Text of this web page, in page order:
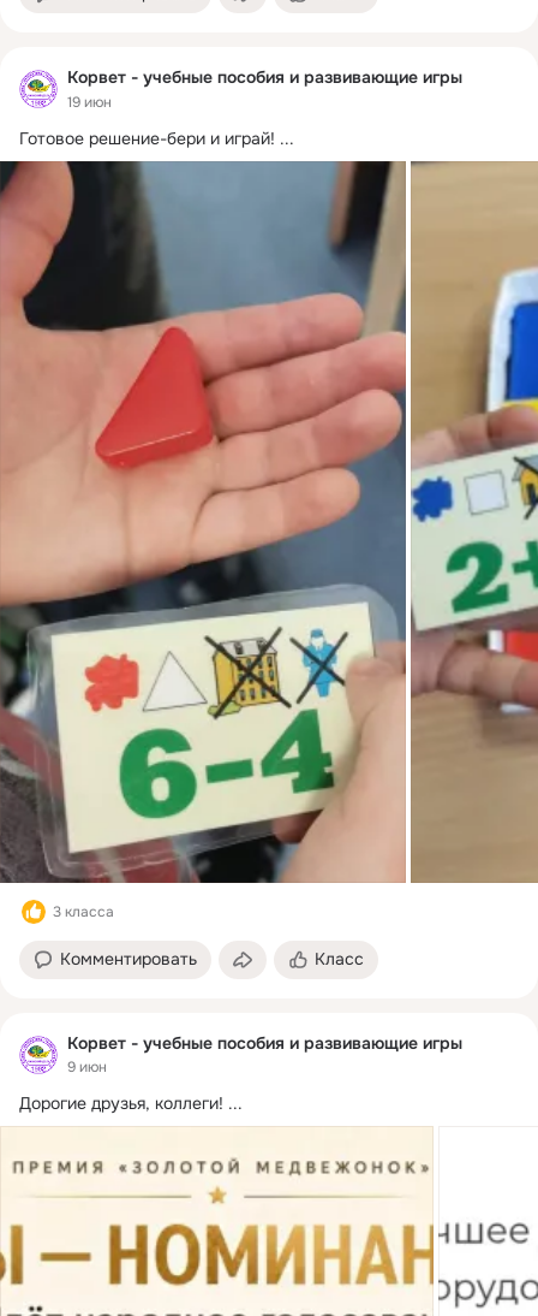
Корвет - учебные пособия и развивающие игры
19 июн
Готовое решение-бери и играй! ...
3 класса
Комментировать Класс
Корвет - учебные пособия и развивающие игры
9 июн
Дорогие друзья, коллеги! ...